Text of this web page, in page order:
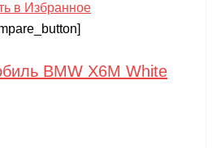
в Избранное
BMW X6M White